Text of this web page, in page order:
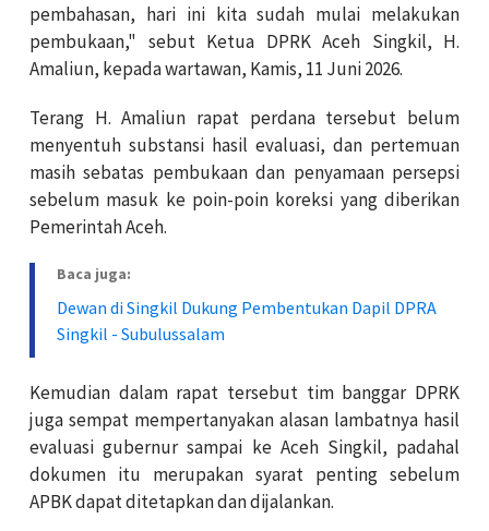
pembahasan, hari ini kita sudah mulai melakukan
pembukaan," sebut Ketua DPRK Aceh Singkil, H.
Amaliun, kepada wartawan, Kamis, 11 Juni 2026.
Terang H. Amaliun rapat perdana tersebut belum
menyentuh substansi hasil evaluasi, dan pertemuan
masih sebatas pembukaan dan penyamaan persepsi
sebelum masuk ke poin-poin koreksi yang diberikan
Pemerintah Aceh.
Baca juga:
Dewan di Singkil Dukung Pembentukan Dapil DPRA
Singkil - Subulussalam
Kemudian dalam rapat tersebut tim banggar DPRK
juga sempat mempertanyakan alasan lambatnya hasil
evaluasi gubernur sampai ke Aceh Singkil, padahal
dokumen itu merupakan syarat penting sebelum
APBK dapat ditetapkan dan dijalankan.